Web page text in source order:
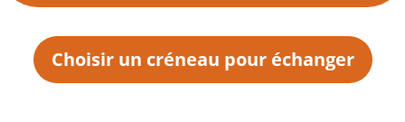
Choisir un créneau pour échanger